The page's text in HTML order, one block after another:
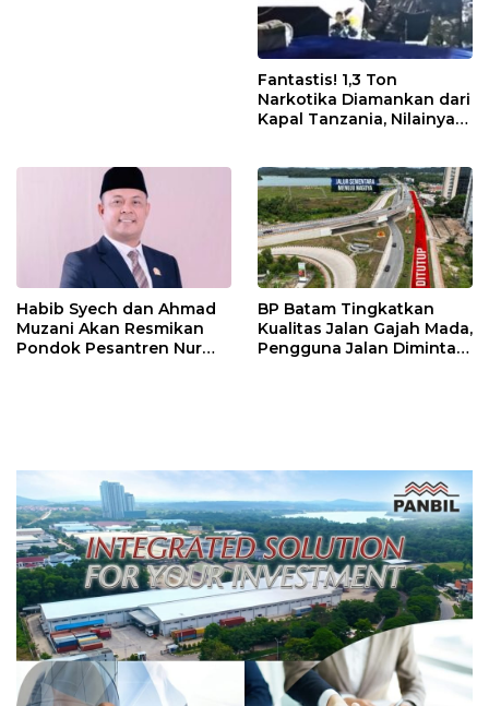
Fantastis! 1,3 Ton
Narkotika Diamankan dari
Kapal Tanzania, Nilainya
Habib Syech dan Ahmad
Muzani Akan Resmikan
Pondok Pesantren Nur
BP Batam Tingkatkan
Kualitas Jalan Gajah Mada,
Pengguna Jalan Diminta